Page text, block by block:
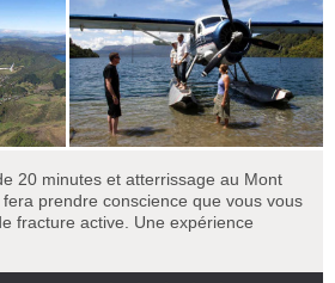
20 minutes et atterrissage au Mont
prendre conscience que vous vous
fracture active. Une expérience